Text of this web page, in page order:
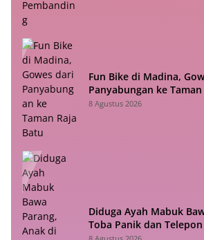
Fun Bike di Madina,
Panyabungan ke
8 Agustus 2026
Diduga Ayah Mabuk
Toba Panik dan